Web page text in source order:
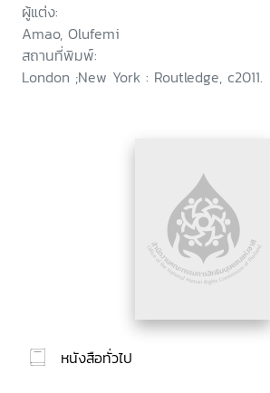
ผู้แต่ง:
Amao, Olufemi
สถานที่พิมพ์:
London ;New York : Routledge, c2011.
หนังสือทั่วไป